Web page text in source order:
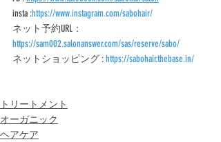
insta :https://www.instagram.com/sabohair/﻿
ネット予約URL：
https://sam002.salonanswer.com/sas/reserve/sabo/﻿
ネットショッピング : https://sabohair.thebase.in/
トリートメント
オーガニック
ヘアケア